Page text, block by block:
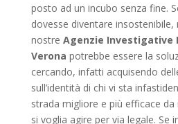
posto ad un incubo senza fine.
dovesse diventare insostenibile,
nostre Agenzie Investigative
Verona potrebbe essere la
cercando, infatti acquisendo
sull’identità di chi vi sta
strada migliore e più efficace
si voglia agire per via legale. Se